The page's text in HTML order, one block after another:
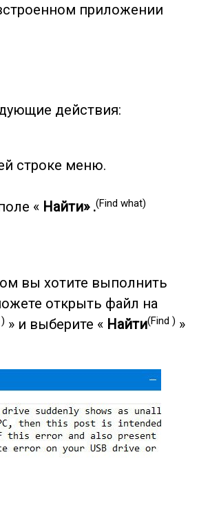
приложении
действия:
строке меню.
« Найти» .(Find what)
вы хотите выполнить
открыть файл на
» и выберите « Найти(Find ) »